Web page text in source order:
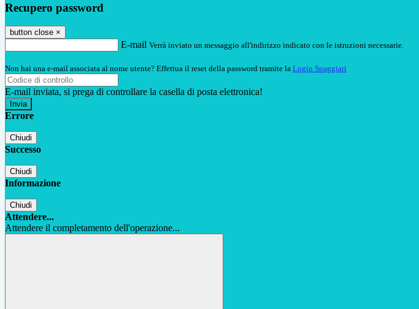
Recupero password
button close ×
E-mail Verrà inviato un messaggio all'indirizzo indicato con le istruzioni necessarie.
Non hai una e-mail associata al nome utente? Effettua il reset della password tramite la Login Spaggiari
E-mail inviata, si prega di controllare la casella di posta elettronica!
Errore
Chiudi
Successo
Chiudi
Informazione
Chiudi
Attendere...
Attendere il completamento dell'operazione...